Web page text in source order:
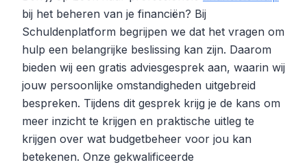
bij het beheren van je financiën? Bij
Schuldenplatform begrijpen we dat het vragen om
hulp een belangrijke beslissing kan zijn. Daarom
bieden wij een gratis adviesgesprek aan, waarin wij
jouw persoonlijke omstandigheden uitgebreid
bespreken. Tijdens dit gesprek krijg je de kans om
meer inzicht te krijgen en praktische uitleg te
krijgen over wat budgetbeheer voor jou kan
betekenen. Onze gekwalificeerde